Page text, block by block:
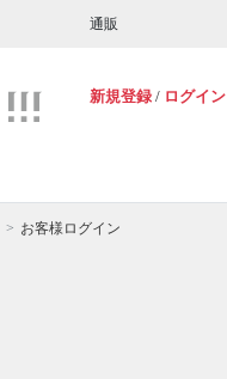
通販
新規登録 / ログイン
お客様ログイン